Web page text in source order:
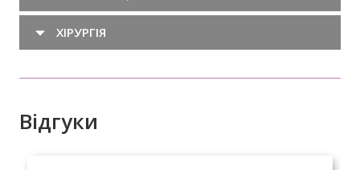
ХІРУРГІЯ
Відгуки